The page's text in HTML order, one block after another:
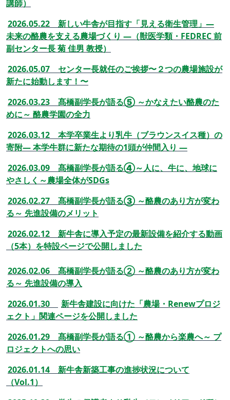
講師）
2026.05.22 新しい牛舎が目指す「見える衛生管理」―
未来の酪農を支える農場づくり ―（獣医学類・FEDREC 前
副センター長 菊 佳男 教授）
2026.05.07 センター長就任のご挨拶〜２つの農場施設が
新たに始動します！〜
2026.03.23 髙橋副学長が語る⑤ ～かなえたい酪農のた
めに～ 酪農学園の全力
2026.03.12 本学卒業生より乳牛（ブラウンスイス種）の
寄附― 本学牛群に新たな期待の1頭が仲間入り ―
2026.03.09 髙橋副学長が語る④～人に、牛に、地球に
やさしく～農場全体がSDGs
2026.02.27 髙橋副学長が語る③ ～酪農のあり方が変わ
る～ 先進設備のメリット
2026.02.12 新牛舎に導入予定の最新設備を紹介する動画
（5本）を特設ページで公開しました
2026.02.06 髙橋副学長が語る② ～酪農のあり方が変わ
る～ 先進設備の導入
2026.01.30
新牛舎建設に向けた「農場・Renewプロジ
ェクト」関連ページを公開しました
2026.01.29 髙橋副学長が語る① ～酪農から楽農へ～ プ
ロジェクトへの思い
2026.01.14 新牛舎新築工事の進捗状況について
（Vol.1）